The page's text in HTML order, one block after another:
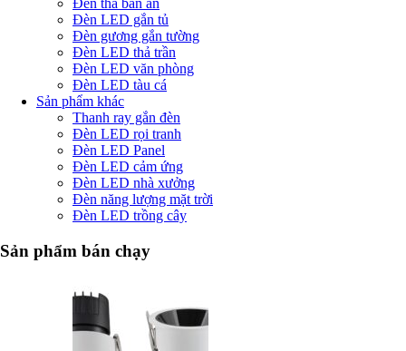
Đèn thả bàn ăn
Đèn LED gắn tủ
Đèn gương gắn tường
Đèn LED thả trần
Đèn LED văn phòng
Đèn LED tàu cá
Sản phẩm khác
Thanh ray gắn đèn
Đèn LED rọi tranh
Đèn LED Panel
Đèn LED cảm ứng
Đèn LED nhà xưởng
Đèn năng lượng mặt trời
Đèn LED trồng cây
Sản phẩm bán chạy